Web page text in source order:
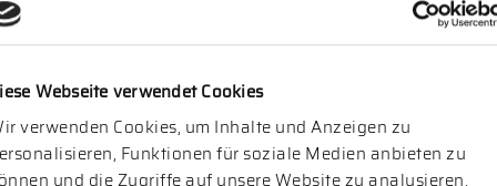
Webseite verwendet Cookies
verwenden Cookies, um Inhalte und Anzeigen zu
Funktionen für soziale Medien anbieten zu
und die Zugriffe auf unsere Website zu analysieren.
Aufnahme in die AESC ist das Ergebnis eines
Qualitätsanspruch, unsere Workflows und unsere
Beratungsphilosophie auf den Prüfstand gestellt
wurden. […]